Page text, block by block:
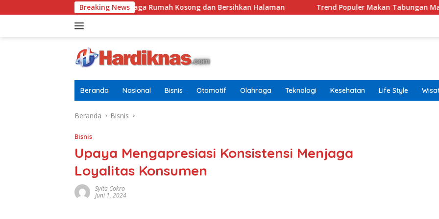
ke
Breaking News
Tugasnya Jaga Rumah Kosong dan Bersihkan Halaman Trend Populer Makan Tabungan Masih Terjadi?
Beranda Nasional Bisnis Otomotif Olahraga Teknologi Kesehatan Life Style
Beranda Bisnis
Bisnis
Upaya Mengapresiasi Konsistensi Menjaga
Loyalitas Konsumen
Syita Cokro
Juni 1, 2024